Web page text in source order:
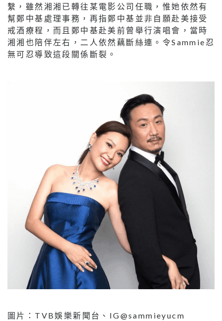
繫，雖然湘湘已轉往某電影公司任職，惟她依然有
幫鄭中基處理事務，再指鄭中基並非自願赴美接受
戒酒療程，而且鄭中基赴美前曾舉行演唱會，當時
湘湘也陪伴左右，二人依然藕斷絲連。令Sammie忍
無可忍導致這段關係斷裂。
圖片：TVB娛樂新聞台、IG@sammieyucm